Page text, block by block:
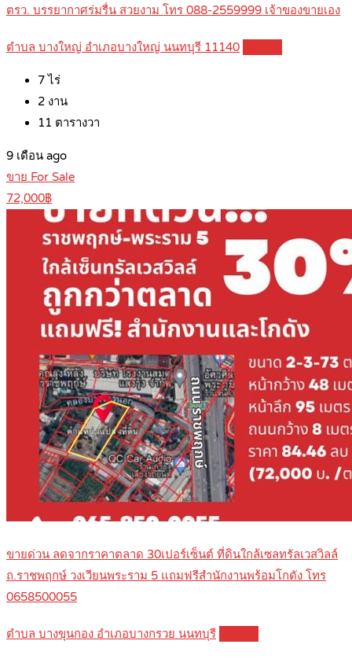
ตรว. บรรยากาศร่มรื่น สวยงาม โทร 088-2559999 เจ้าของขายเอง
ตำบล บางใหญ่ อำเภอบางใหญ่ นนทบุรี 11140
7 ไร่
2 งาน
11 ตารางวา
9 เดือน ago
ขาย For Sale
72,000฿
ขายด่วน ลดจากราคาตลาด 30เปอร์เซ็นต์ ที่ดินใกล้เซลทรัลเวสวิลล์
ถ.ราชพฤกษ์ วงเวียนพระราม 5 แถมฟรีสำนักงานพร้อมโกดัง โทร
0658500055
ตำบล บางขุนกอง อำเภอบางกรวย นนทบุรี